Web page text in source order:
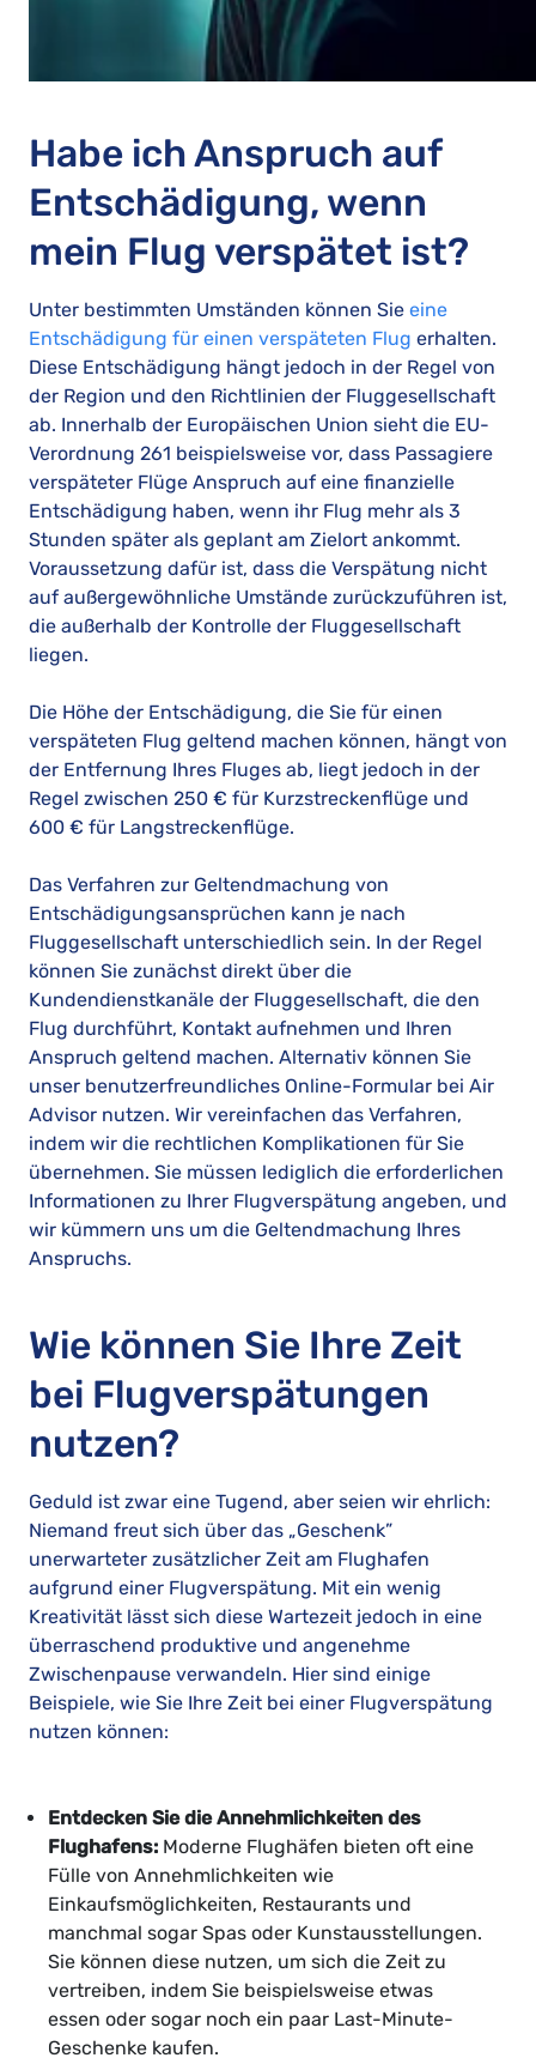
Habe ich Anspruch auf
Entschädigung, wenn
mein Flug verspätet ist?
Unter bestimmten Umständen können Sie eine
Entschädigung für einen verspäteten Flug erhalten.
Diese Entschädigung hängt jedoch in der Regel von
der Region und den Richtlinien der Fluggesellschaft
ab. Innerhalb der Europäischen Union sieht die EU-
Verordnung 261 beispielsweise vor, dass Passagiere
verspäteter Flüge Anspruch auf eine finanzielle
Entschädigung haben, wenn ihr Flug mehr als 3
Stunden später als geplant am Zielort ankommt.
Voraussetzung dafür ist, dass die Verspätung nicht
auf außergewöhnliche Umstände zurückzuführen ist,
die außerhalb der Kontrolle der Fluggesellschaft
liegen.
Die Höhe der Entschädigung, die Sie für einen
verspäteten Flug geltend machen können, hängt von
der Entfernung Ihres Fluges ab, liegt jedoch in der
Regel zwischen 250 € für Kurzstreckenflüge und
600 € für Langstreckenflüge.
Das Verfahren zur Geltendmachung von
Entschädigungsansprüchen kann je nach
Fluggesellschaft unterschiedlich sein. In der Regel
können Sie zunächst direkt über die
Kundendienstkanäle der Fluggesellschaft, die den
Flug durchführt, Kontakt aufnehmen und Ihren
Anspruch geltend machen. Alternativ können Sie
unser benutzerfreundliches Online-Formular bei Air
Advisor nutzen. Wir vereinfachen das Verfahren,
indem wir die rechtlichen Komplikationen für Sie
übernehmen. Sie müssen lediglich die erforderlichen
Informationen zu Ihrer Flugverspätung angeben, und
wir kümmern uns um die Geltendmachung Ihres
Anspruchs.
Wie können Sie Ihre Zeit
bei Flugverspätungen
nutzen?
Geduld ist zwar eine Tugend, aber seien wir ehrlich:
Niemand freut sich über das „Geschenk”
unerwarteter zusätzlicher Zeit am Flughafen
aufgrund einer Flugverspätung. Mit ein wenig
Kreativität lässt sich diese Wartezeit jedoch in eine
überraschend produktive und angenehme
Zwischenpause verwandeln. Hier sind einige
Beispiele, wie Sie Ihre Zeit bei einer Flugverspätung
nutzen können:
Entdecken Sie die Annehmlichkeiten des
Flughafens: Moderne Flughäfen bieten oft eine
Fülle von Annehmlichkeiten wie
Einkaufsmöglichkeiten, Restaurants und
manchmal sogar Spas oder Kunstausstellungen.
Sie können diese nutzen, um sich die Zeit zu
vertreiben, indem Sie beispielsweise etwas
essen oder sogar noch ein paar Last-Minute-
Geschenke kaufen.